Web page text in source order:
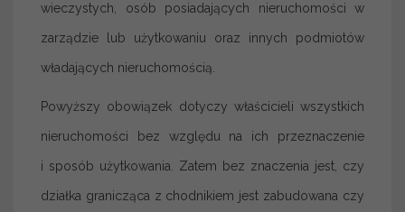
wieczystych, osób posiadających nieruchomości w
zarządzie lub użytkowaniu oraz innych podmiotów
władających nieruchomością.
Powyższy obowiązek dotyczy właścicieli wszystkich
nieruchomości bez względu na ich przeznaczenie
i sposób użytkowania. Zatem bez znaczenia jest, czy
działka granicząca z chodnikiem jest zabudowana czy